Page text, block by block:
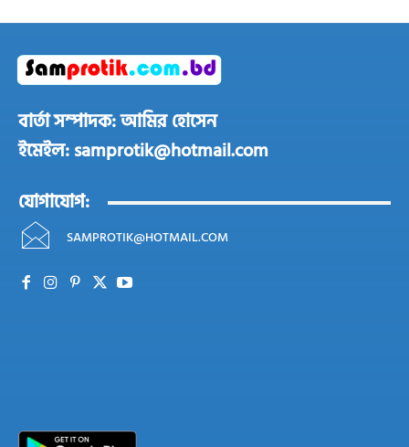
বার্তা সম্পাদক: আমির হোসেন
ইমেইল: samprotik@hotmail.com
যোগাযোগ:
SAMPROTIK@HOTMAIL.COM